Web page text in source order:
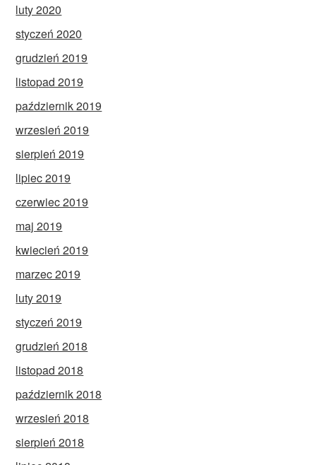
luty 2020
styczeń 2020
grudzień 2019
listopad 2019
październik 2019
wrzesień 2019
sierpień 2019
lipiec 2019
czerwiec 2019
maj 2019
kwiecień 2019
marzec 2019
luty 2019
styczeń 2019
grudzień 2018
listopad 2018
październik 2018
wrzesień 2018
sierpień 2018